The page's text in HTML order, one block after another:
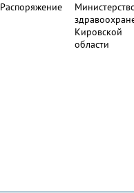
Распоряжение
Кировской
области